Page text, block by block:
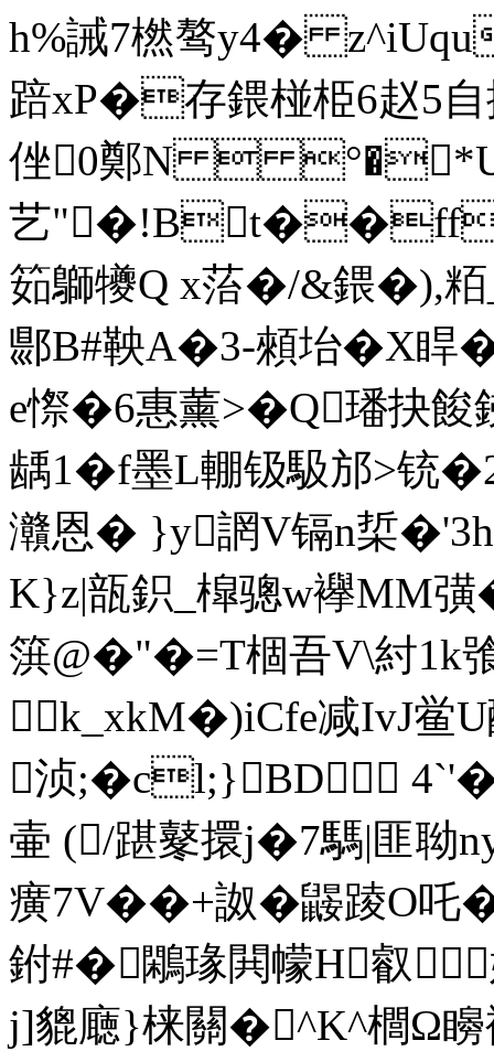
h%誡7橪骜y4� z^iUqu
踣xP�存鍡椪栕6赵5
侳0鄭N  °�*U
艺
筎鶳犪Q x菭�/&鍡�),粨_
郻B#鞅A�3-顂坮�X睅
e憏�6惠薰>�Q璠抉
龋1�f墨L輣钑馺邡>铳
灨恩� }y誷V镉n梊
K}z|瓿鉙_槹骢w襷MM
篊@�"�=T棝吾V\紂1k
k_xkM�)iCfe减IvJ鲎
浈;�cl;}BD
壷 (/踸鼕擐j�7騳|匪
癀7V��+詉�鼹踜O
鉜#�鷴瑑閧幪H
j]貔廰}梾關�^K^櫚Ω矈